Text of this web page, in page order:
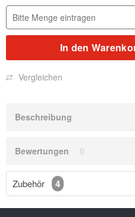
In den
Vergleichen
Beschreibung
Bewertungen 0
Zubehör 4